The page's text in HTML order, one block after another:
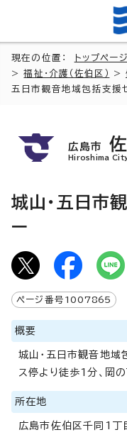
現在の位置： トップページ
>福祉・介護（佐伯区） >
五日市観音地域包括支援
広島市
Hiroshima
城山・五日市
ー
ページ番号 1007865
概要
城山・五日市観音地域
ス停より徒歩1分、岡
所在地
広島市佐伯区千同1